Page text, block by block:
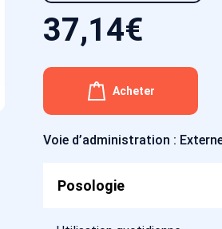
37,14€
Acheter
Voie d’administration :
Posologie